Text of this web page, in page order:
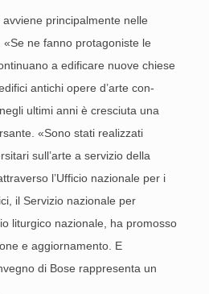
avvie­ne principalmente nelle
ne fanno protagoniste le
a edificare nuo­ve chiese
antichi opere d’arte con­
ulti­mi anni è cresciuta una
«Sono stati realizzati
sull’arte a servizio della
l’Ufficio nazionale per i
il Ser­vizio nazionale per
liturgico nazio­nale, ha promosso
e aggiorna­mento. E
di Bose rappresenta un